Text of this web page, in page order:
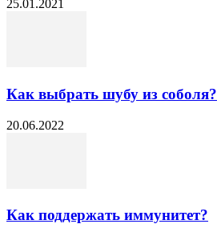
25.01.2021
Как выбрать шубу из соболя?
20.06.2022
Как поддержать иммунитет?